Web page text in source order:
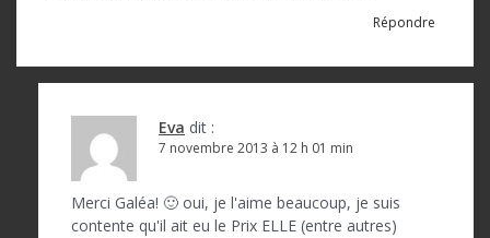
a
Répondre
Eva dit :
7 novembre 2013 à 12 h 01 min
Merci Galéa! 🙂 oui, je l'aime beaucoup, je suis
contente qu'il ait eu le Prix ELLE (entre autres)